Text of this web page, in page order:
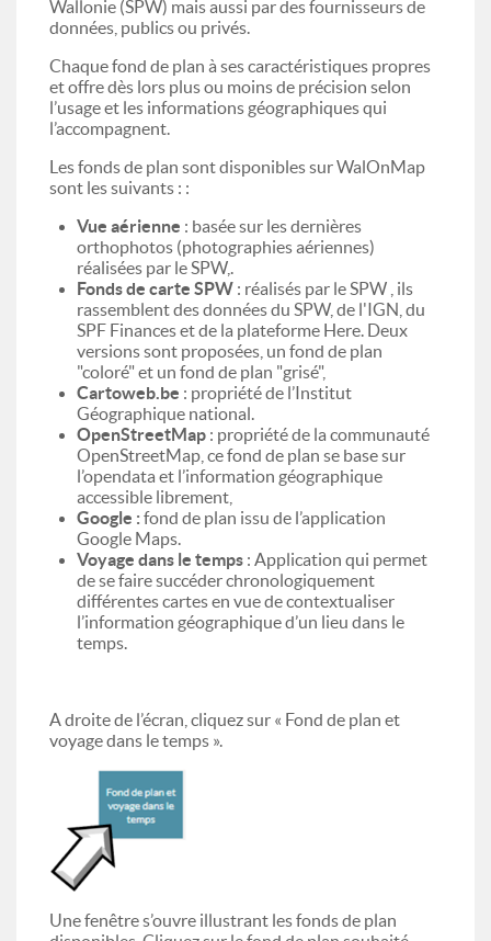
Wallonie (SPW) mais aussi par des fournisseurs de
données, publics ou privés.
Chaque fond de plan à ses caractéristiques propres
et offre dès lors plus ou moins de précision selon
l’usage et les informations géographiques qui
l’accompagnent.
Les fonds de plan sont disponibles sur WalOnMap
sont les suivants : :
Vue aérienne : basée sur les dernières
orthophotos (photographies aériennes)
réalisées par le SPW,.
Fonds de carte SPW : réalisés par le SPW , ils
rassemblent des données du SPW, de l'IGN, du
SPF Finances et de la plateforme Here. Deux
versions sont proposées, un fond de plan
"coloré" et un fond de plan "grisé",
Cartoweb.be : propriété de l’Institut
Géographique national.
OpenStreetMap : propriété de la communauté
OpenStreetMap, ce fond de plan se base sur
l’opendata et l’information géographique
accessible librement,
Google : fond de plan issu de l’application
Google Maps.
Voyage dans le temps : Application qui permet
de se faire succéder chronologiquement
différentes cartes en vue de contextualiser
l’information géographique d’un lieu dans le
temps.
A droite de l’écran, cliquez sur « Fond de plan et
voyage dans le temps ».
Une fenêtre s’ouvre illustrant les fonds de plan